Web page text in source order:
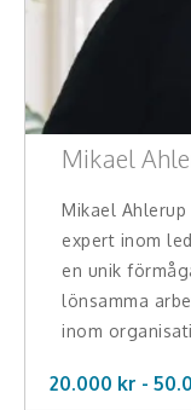
Mikael
Mikael
expert inom
en unik
lönsamma
inom
20.000 kr -